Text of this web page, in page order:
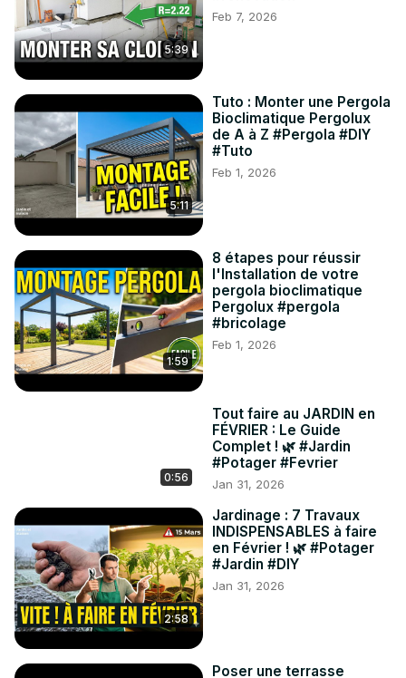
5:39
Feb 7, 2026
5:11
Tuto : Monter une Pergola
Bioclimatique Pergolux
de A à Z #Pergola #DIY
#Tuto
Feb 1, 2026
1:59
8 étapes pour réussir
l'Installation de votre
pergola bioclimatique
Pergolux #pergola
#bricolage
Feb 1, 2026
0:56
Tout faire au JARDIN en
FÉVRIER : Le Guide
Complet ! 🌿 #Jardin
#Potager #Fevrier
Jan 31, 2026
2:58
Jardinage : 7 Travaux
INDISPENSABLES à faire
en Février ! 🌿 #Potager
#Jardin #DIY
Jan 31, 2026
Poser une terrasse